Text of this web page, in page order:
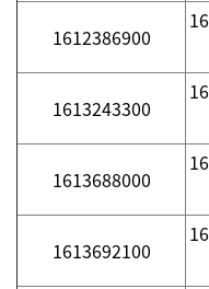
1612386900
1613243300
1613688000
1613692100